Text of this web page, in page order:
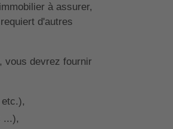
à assurer,
d'autres
vous devrez fournir
...),